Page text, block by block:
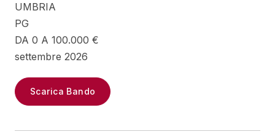
UMBRIA
PG
DA 0 A 100.000 €
settembre 2026
Scarica Bando